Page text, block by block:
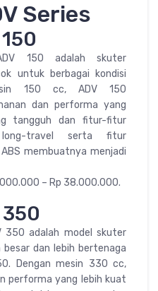
Series
150 adalah skuter
untuk berbagai kondisi
150 cc, ADV 150
dan performa yang
tangguh dan fitur-fitur
travel serta fitur
membuatnya menjadi
– Rp 38.000.000.
350
350 adalah model skuter
dan lebih bertenaga
Dengan mesin 330 cc,
performa yang lebih kuat